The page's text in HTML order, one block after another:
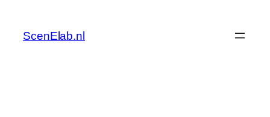
content
ScenElab.nl